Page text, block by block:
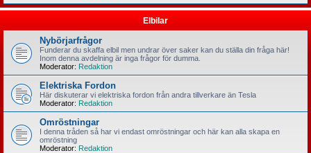
Elbilar
Nybörjarfrågor
Funderar du skaffa elbil men undrar över saker kan du ställa din fråga här!
Inom denna avdelning är inga frågor för dumma.
Moderator: Redaktion
Elektriska Fordon
Här diskuterar vi elektriska fordon från andra tillverkare än Tesla
Moderator: Redaktion
Omröstningar
I denna tråden så har vi endast omröstningar och här kan alla skapa en
omröstning
Moderator: Redaktion